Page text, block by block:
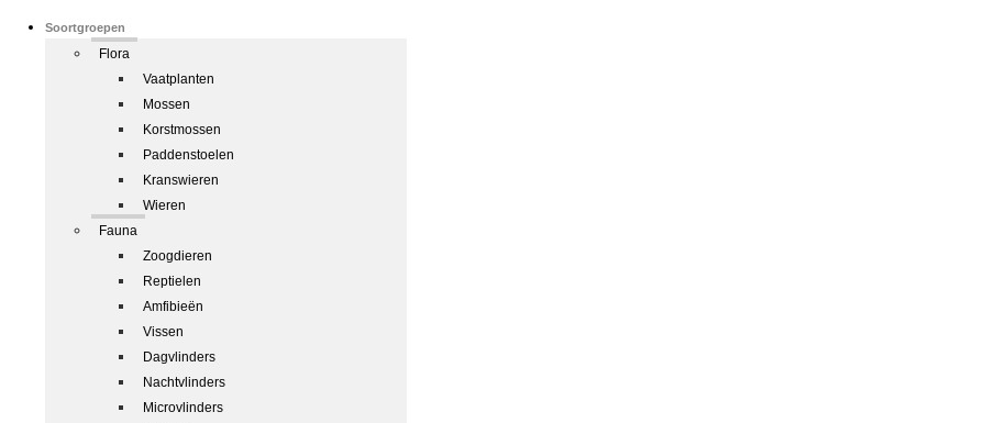
Soortgroepen
Flora
Vaatplanten
Mossen
Korstmossen
Paddenstoelen
Kranswieren
Wieren
Fauna
Zoogdieren
Reptielen
Amfibieën
Vissen
Dagvlinders
Nachtvlinders
Microvlinders